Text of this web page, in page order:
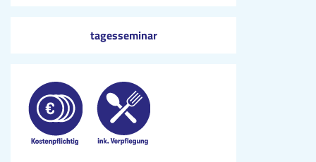
tagesseminar